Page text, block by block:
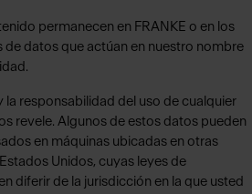
permanecen en FRANKE o en los
datos que actúan en nuestro nombre
responsabilidad del uso de cualquier
revele. Algunos de estos datos pueden
en máquinas ubicadas en otras
Unidos, cuyas leyes de
diferir de la jurisdicción en la que usted